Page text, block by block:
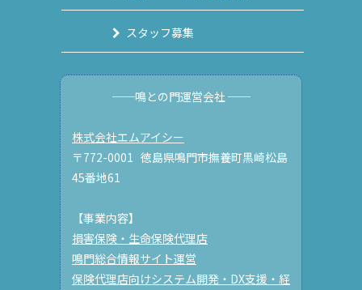
スタッフ募集
──鳴との門運営会社 ──
株式会社エムアイシー
〒772-0001 徳島県鳴門市撫養町黒崎松島
45番地61
【事業内容】
損害保険・生命保険代理店
鳴門総合情報サイト運営
保険代理店向けシステム開発・DX支援・経